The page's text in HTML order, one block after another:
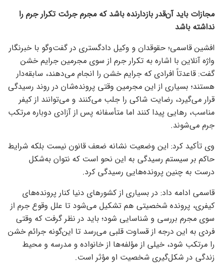
مجازات باید آن‌قدر بازدارنده باشد که مجرم جرئت تکرار جرم را
نداشته باشد
افشین قاسمی؛ حقوقدان و وکیل دادگستری در گفت‌وگو با خبرنگار
واژه آنلاین با اشاره به تکرار جرم از سوی مجرمین جرایم خشن
گفت: قاعدتاً افرادی که جرایم خشن را انجام می‌دهند، سابقه‌دار
هستند؛ بسیاری از این مجرمین وقتی پرونده‌شان در روند رسیدگی
قرار می‌گیرد، رضایت شاکی را جلب می‌کنند و می‌توانند از کیفر
مناسب، رهایی پیدا کنند اما متأسفانه پس از آزادی دوباره مرتکب
جرم می‌شوند.
وی تأکید کرد: این وضعیت نشانه ضعف قانون نیست بلکه شرایط
حاکم بر سیستم رسیدگی به این نحو است که نتوان به‌شکل
درست به چنین پرونده‌هایی رسیدگی کرد.
قاسمی ادامه داد: در بسیاری از کشورهای دنیا کنار پرونده‌های
کیفری، پرونده شخصیتی هم تشکیل می‌شود تا علل وقوع جرم از
سوی مجرم بررسی و شناسایی شود؛ باید در نظر گرفت که وقتی
فردی به این درجه از قساوت قلبی می‌رسد تا این‌گونه جرائم خشن
را مرتکب شود، خیلی از مؤلفه‌ها از خانواده و مدرسه و محیط
زندگی در شکل‌گیری شخصیت او مؤثر است.